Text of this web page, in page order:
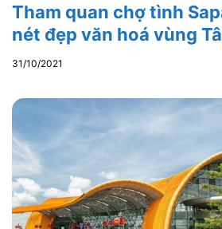
Tham quan chợ tình
nét đẹp văn hoá vùng
31/10/2021